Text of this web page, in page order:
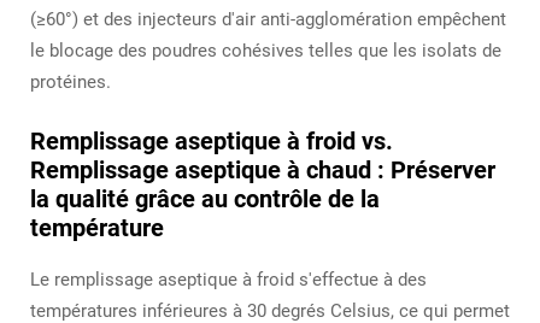
(≥60°) et des injecteurs d'air anti-agglomération empêchent
le blocage des poudres cohésives telles que les isolats de
protéines.
Remplissage aseptique à froid vs.
Remplissage aseptique à chaud : Préserver
la qualité grâce au contrôle de la
température
Le remplissage aseptique à froid s'effectue à des
températures inférieures à 30 degrés Celsius, ce qui permet